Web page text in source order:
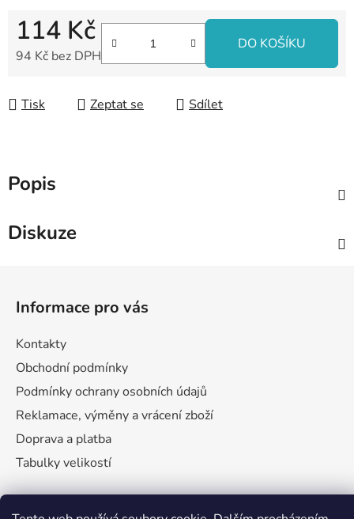
114 Kč
94 Kč bez DPH
DO KOŠÍKU
Tisk Zeptat se Sdílet
Popis
Diskuze
Informace pro vás
Kontakty
Obchodní podmínky
Podmínky ochrany osobních údajů
Reklamace, výměny a vrácení zboží
Doprava a platba
Tabulky velikostí